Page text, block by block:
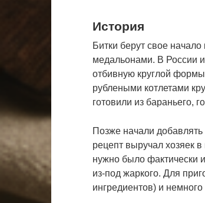
История
Битки берут свое
медальонами. В России
отбивную круглой формы
рублеными котлетами
готовили из бараньего,
Позже начали
рецепт выручал хозяек
нужно было фактически
из-под жаркого. Для
ингредиентов) и